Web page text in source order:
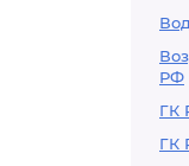
РФ
ГК
ГК